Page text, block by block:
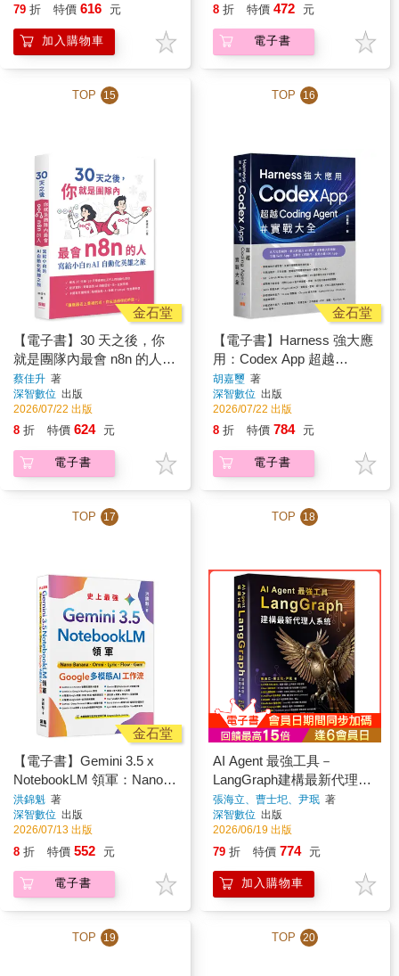
79 折 特價 616 元
加入購物車
8 折 特價 472 元
電子書
TOP 15
金石堂
【電子書】30 天之後，你
就是團隊內最會 n8n 的人：
寫給小白的 AI 自動化英雄
之旅
蔡佳升 著
深智數位 出版
2026/07/22 出版
8 折 特價 624 元
電子書
TOP 16
金石堂
【電子書】Harness 強大應
用：Codex App 超越
Coding Agent 實戰大全
胡嘉璽 著
深智數位 出版
2026/07/22 出版
8 折 特價 784 元
電子書
TOP 17
金石堂
【電子書】Gemini 3.5 x
NotebookLM 領軍：Nano
Banana x Omni x Lyric x
Flow x Gem - Google 多模
態 AI 工作流
洪錦魁 著
深智數位 出版
2026/07/13 出版
8 折 特價 552 元
電子書
TOP 18
AI Agent 最強工具－
LangGraph建構最新代理人
系統
張海立、曹士圯、尹珉 著
深智數位 出版
2026/06/19 出版
79 折 特價 774 元
加入購物車
TOP 19 TOP 20